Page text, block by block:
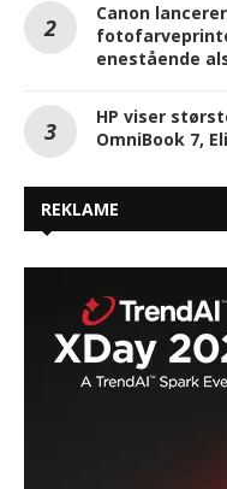
Canon
enestående
HP viser
OmniBook 7,
REKLAME